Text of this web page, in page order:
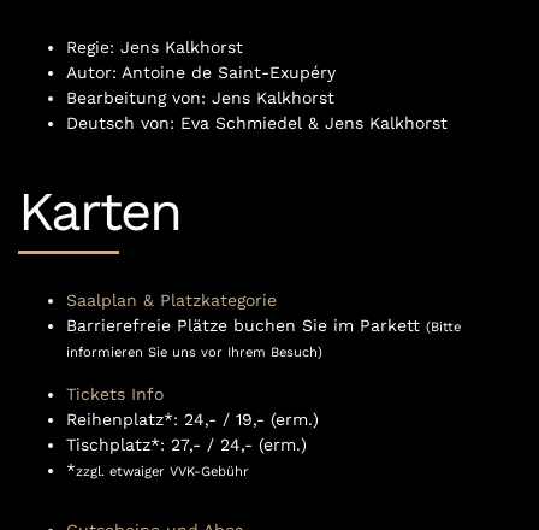
Regie: Jens Kalkhorst
Autor: Antoine de Saint-Exupéry
Bearbeitung von: Jens Kalkhorst
Deutsch von: Eva Schmiedel & Jens Kalkhorst
Karten
Saalplan & Platzkategorie
Barrierefreie Plätze buchen Sie im Parkett (Bitte
informieren Sie uns vor Ihrem Besuch)
Tickets Info
Reihenplatz*: 24,- / 19,- (erm.)
Tischplatz*: 27,- / 24,- (erm.)
*zzgl. etwaiger VVK-Gebühr